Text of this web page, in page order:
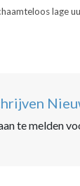
lage
te melden